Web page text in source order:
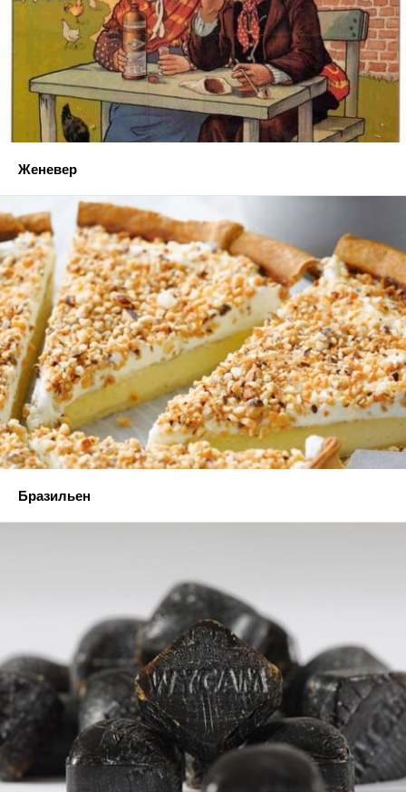
Женевер
Бразильен